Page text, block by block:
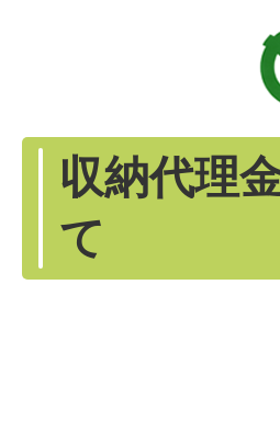
収納代理
て